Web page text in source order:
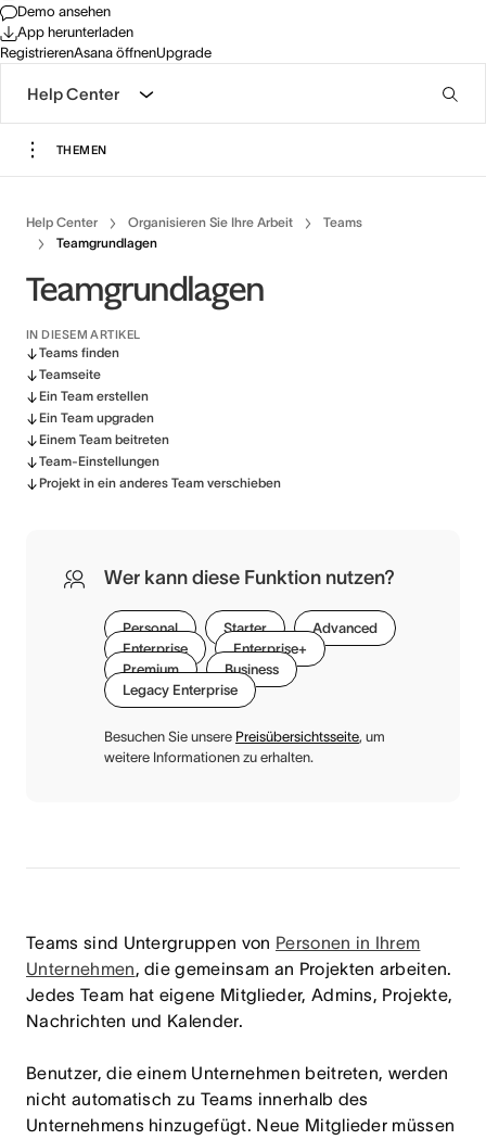
Demo ansehen
App herunterladen
RegistrierenAsana öffnenUpgrade
Help Center
THEMEN
Help Center Organisieren Sie Ihre Arbeit
Teams
Teamgrundlagen
Teamgrundlagen
IN DIESEM ARTIKEL
Teams finden
Teamseite
Ein Team erstellen
Ein Team upgraden
Einem Team beitreten
Team-Einstellungen
Projekt in ein anderes Team verschieben
Wer kann diese Funktion nutzen?
Personal Starter
Advanced
Enterprise
Enterprise+
Premium
Business
Legacy Enterprise
Besuchen Sie unsere Preisübersichtsseite, um
weitere Informationen zu erhalten.
Teams sind Untergruppen von Personen in Ihrem
Unternehmen, die gemeinsam an Projekten arbeiten.
Jedes Team hat eigene Mitglieder, Admins, Projekte,
Nachrichten und Kalender.
Benutzer, die einem Unternehmen beitreten, werden
nicht automatisch zu Teams innerhalb des
Unternehmens hinzugefügt. Neue Mitglieder müssen